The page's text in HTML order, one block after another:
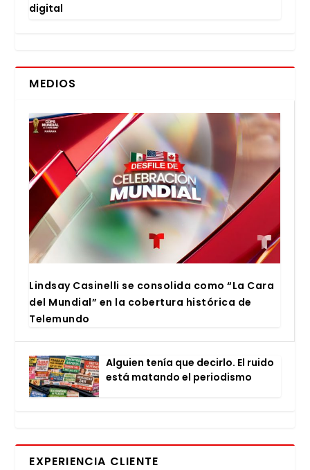
digi­tal
MEDIOS
Lind­say Casi­ne­lli se con­so­li­da como “La Cara
del Mun­dial” en la cober­tu­ra his­tó­ri­ca de
Tele­mun­do
Alguien tenía que decir­lo. El rui­do
está matan­do el perio­dis­mo
EXPERIENCIA CLIENTE